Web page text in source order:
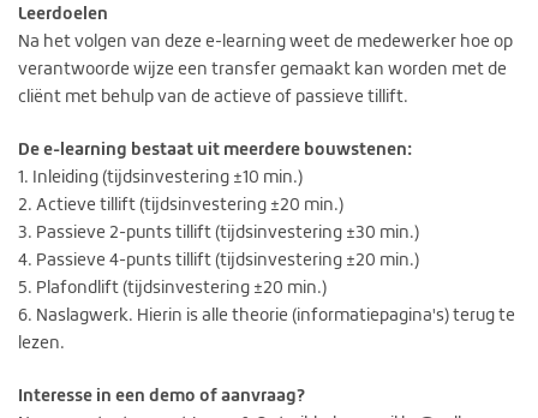
Leerdoelen
Na het volgen van deze e-learning weet de medewerker hoe op
verantwoorde wijze een transfer gemaakt kan worden met de
cliënt met behulp van de actieve of passieve tillift.
De e-learning bestaat uit meerdere bouwstenen:
1. Inleiding (tijdsinvestering ±10 min.)
2. Actieve tillift (tijdsinvestering ±20 min.)
3. Passieve 2-punts tillift (tijdsinvestering ±30 min.)
4. Passieve 4-punts tillift (tijdsinvestering ±20 min.)
5. Plafondlift (tijdsinvestering ±20 min.)
6. Naslagwerk. Hierin is alle theorie (informatiepagina's) terug te
lezen.
Interesse in een demo of aanvraag?